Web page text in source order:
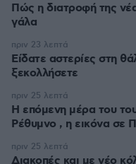
Πώς η διατροφή της
γάλα
Είδατε αστερίες στη
ξεκολλήσετε
πριν 23 λεπτά
Η επόμενη μέρα του
Ρέθυμνο , η εικόνα σε
πριν 25 λεπτά
Διακοπές και με νέο
πριν 25 λεπτά